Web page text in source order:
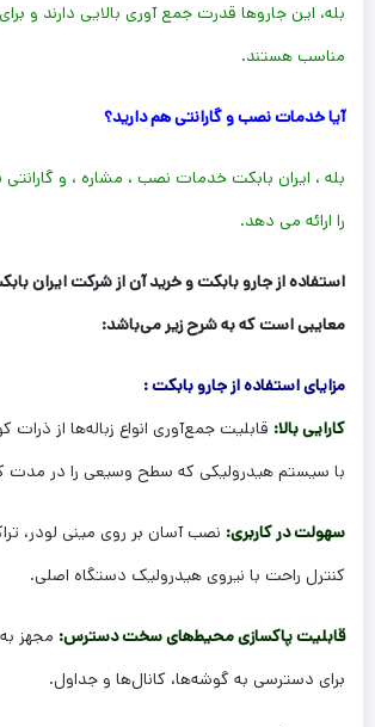
بله، این جاروها قدرت جمع آوری بالایی دارند و
مناسب هستند.
آیا خدمات نصب و گارانتی هم دارید؟
بله ، ایران بابکت خدمات نصب ، مشاره ، و
را ارائه می دهد.
استفاده از جارو بابکت و خرید آن از شرکت ایران
معایبی است که به شرح زیر می‌باشد:
مزایای استفاده از جارو بابکت :
کارایی بالا: قابلیت جمع‌آوری انواع زباله‌ها از
با سیستم هیدرولیکی که سطح وسیعی را در مدت
سهولت در کاربری: نصب آسان بر روی مینی لودر،
کنترل راحت با نیروی هیدرولیک دستگاه اصلی.
قابلیت پاکسازی محیط‌های سخت‌ دسترس: مجهز
برای دسترسی به گوشه‌ها، کانال‌ها و جداول.